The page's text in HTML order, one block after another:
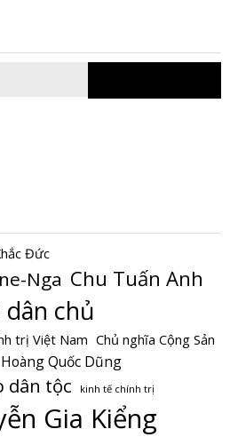
Đức
Nga Chu Tuấn Anh
chủ
trị Việt Nam Chủ nghĩa Cộng Sản
Hoàng Quốc Dũng
dân tộc kinh tế chính trị
Gia Kiểng